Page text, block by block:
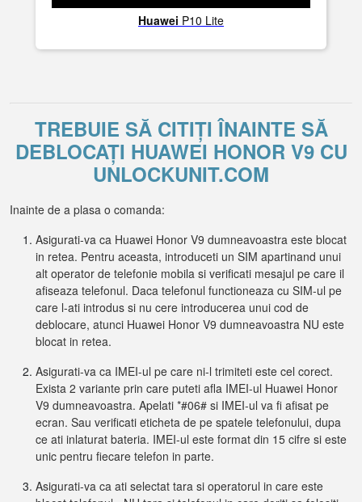
Huawei P10 Lite
TREBUIE SĂ CITIȚI ÎNAINTE SĂ
DEBLOCAȚI HUAWEI HONOR V9 CU
UNLOCKUNIT.COM
Inainte de a plasa o comanda:
Asigurati-va ca Huawei Honor V9 dumneavoastra este blocat
in retea. Pentru aceasta, introduceti un SIM apartinand unui
alt operator de telefonie mobila si verificati mesajul pe care il
afiseaza telefonul. Daca telefonul functioneaza cu SIM-ul pe
care l-ati introdus si nu cere introducerea unui cod de
deblocare, atunci Huawei Honor V9 dumneavoastra NU este
blocat in retea.
Asigurati-va ca IMEI-ul pe care ni-l trimiteti este cel corect.
Exista 2 variante prin care puteti afla IMEI-ul Huawei Honor
V9 dumneavoastra. Apelati *#06# si IMEI-ul va fi afisat pe
ecran. Sau verificati eticheta de pe spatele telefonului, dupa
ce ati inlaturat bateria. IMEI-ul este format din 15 cifre si este
unic pentru fiecare telefon in parte.
Asigurati-va ca ati selectat tara si operatorul in care este